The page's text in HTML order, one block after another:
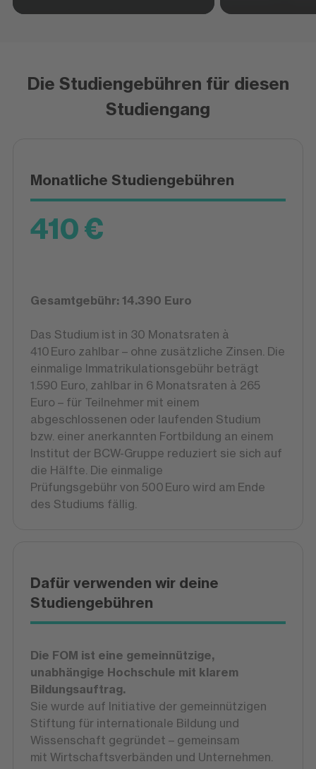
Die Studiengebühren für diesen
Studiengang
Monatliche Studiengebühren
410 €
Gesamtgebühr: 14.390 Euro
Das Studium ist in 30 Monatsraten à
410 Euro zahlbar – ohne zusätzliche Zinsen. Die
einmalige Immatrikulationsgebühr beträgt
1.590 Euro, zahlbar in 6 Monatsraten à 265
Euro – für Teilnehmer mit einem
abgeschlossenen oder laufenden Studium
bzw. einer anerkannten Fortbildung an einem
Institut der BCW-Gruppe reduziert sie sich auf
die Hälfte. Die einmalige
Prüfungsgebühr von 500 Euro wird am Ende
des Studiums fällig.
Dafür verwenden wir deine
Studiengebühren
Die FOM ist eine gemeinnützige,
unabhängige Hochschule mit klarem
Bildungsauftrag.
Sie wurde auf Initiative der gemeinnützigen
Stiftung für internationale Bildung und
Wissenschaft gegründet – gemeinsam
mit Wirtschaftsverbänden und Unternehmen.